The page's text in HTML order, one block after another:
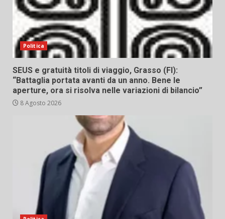
Politica
SEUS e gratuità titoli di viaggio, Grasso (FI):
“Battaglia portata avanti da un anno. Bene le
aperture, ora si risolva nelle variazioni di bilancio”
8 Agosto 2026